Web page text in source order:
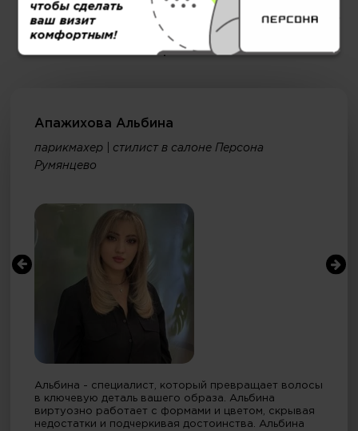
Специалисты салонов красоты
Персона
Апажихова Альбина
парикмахер | стилист в салоне Персона
Румянцево
Альбина - специалист, который превращает волосы
в ключевую деталь вашего образа. Альбина
виртуозно работает с формами и цветом, скрывая
недостатки и подчеркивая достоинства. Альбина
чтобы сделать
ваш визит
комфортным!